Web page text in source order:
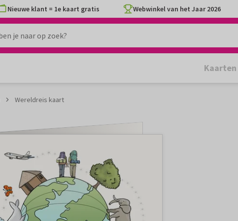
Nieuwe klant = 1e kaart gratis Webwinkel van het Jaar 2026
Kaarten
Wereldreis kaart